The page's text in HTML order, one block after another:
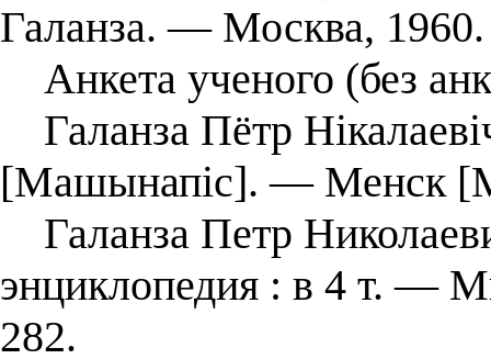
Галанза. — Москва, 1960.
Анкета ученого (без
Галанза Пётр
[Машынапіс]. — Менск
Галанза Петр
энциклопедия : в 4 т.
282.